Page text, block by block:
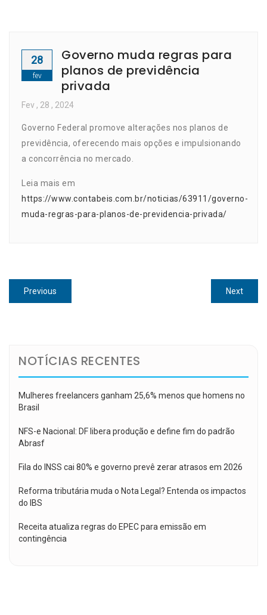
28
fev
Governo muda regras para
planos de previdência
privada
Fev , 28 , 2024
Governo Federal promove alterações nos planos de
previdência, oferecendo mais opções e impulsionando
a concorrência no mercado.
Leia mais em
https://www.contabeis.com.br/noticias/63911/governo-
muda-regras-para-planos-de-previdencia-privada/
Navegação
de
Previous
post:
NextNext
post:
NOTÍCIAS RECENTES
Mulheres freelancers ganham 25,6% menos que homens no
Brasil
NFS-e Nacional: DF libera produção e define fim do padrão
Abrasf
Fila do INSS cai 80% e governo prevê zerar atrasos em 2026
Reforma tributária muda o Nota Legal? Entenda os impactos
do IBS
Receita atualiza regras do EPEC para emissão em
contingência